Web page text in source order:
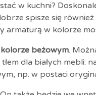
w kuchni?
spisze się
armaturą w kolorze
beżowym.
dla białych mebli:
np. w postaci